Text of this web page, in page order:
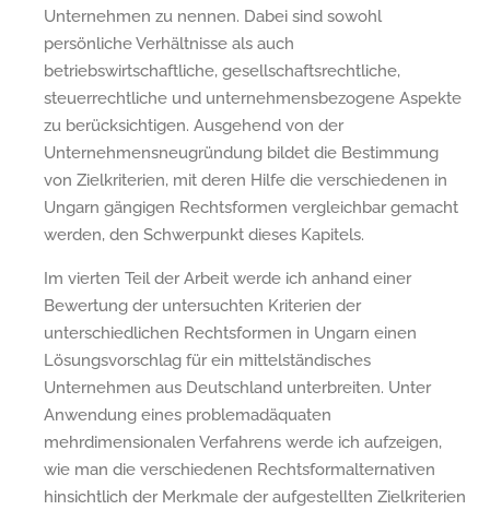
Unternehmen zu nennen. Dabei sind sowohl
persönliche Verhältnisse als auch
betriebswirtschaftliche, gesellschaftsrechtliche,
steuerrechtliche und unternehmensbezogene Aspekte
zu berücksichtigen. Ausgehend von der
Unternehmensneugründung bildet die Bestimmung
von Zielkriterien, mit deren Hilfe die verschiedenen in
Ungarn gängigen Rechtsformen vergleichbar gemacht
werden, den Schwerpunkt dieses Kapitels.
Im vierten Teil der Arbeit werde ich anhand einer
Bewertung der untersuchten Kriterien der
unterschiedlichen Rechtsformen in Ungarn einen
Lösungsvorschlag für ein mittelständisches
Unternehmen aus Deutschland unterbreiten. Unter
Anwendung eines problemadäquaten
mehrdimensionalen Verfahrens werde ich aufzeigen,
wie man die verschiedenen Rechtsformalternativen
hinsichtlich der Merkmale der aufgestellten Zielkriterien